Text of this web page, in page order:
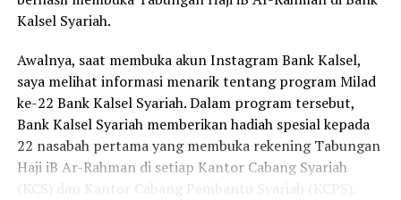
Kalsel Syariah.
Awalnya, saat membuka akun Instagram Bank Kalsel,
saya melihat informasi menarik tentang program Milad
ke-22 Bank Kalsel Syariah. Dalam program tersebut,
Bank Kalsel Syariah memberikan hadiah spesial kepada
22 nasabah pertama yang membuka rekening Tabungan
Haji iB Ar-Rahman di setiap Kantor Cabang Syariah
(KCS) dan Kantor Cabang Pembantu Syariah (KCPS).